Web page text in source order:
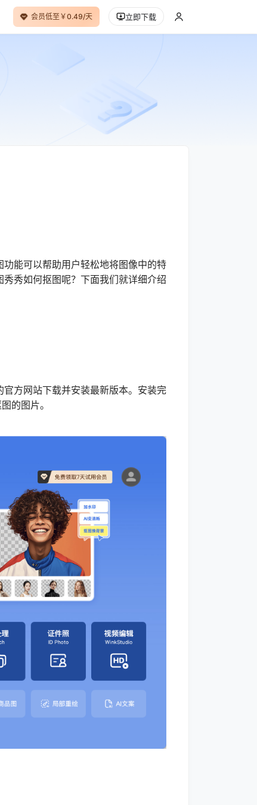
会员低至￥0.49/天 立即下载
能可以帮助用户轻松地将图像中的特
秀如何抠图呢？下面我们就详细介绍
方网站下载并安装最新版本。安装完
的图片。